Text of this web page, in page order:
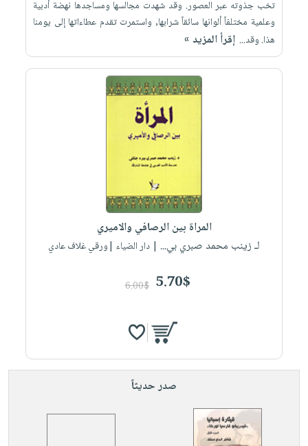
تخب جذوته عبر العصور. وقد شهدت مجالسها ومساجدها نهضة أدبية
وعلمية مختلفاً ألوانها سائقاً شرابها, واستمرت تقدم عطاءاتها إلى يومنا
هذا. وقد... إقرأ المزيد »
المراة بين الرصافي والاميري
لـ زينب محمد صبري بي... | دار الضياء |ورقي غلاف عادي
5.70$
6.00$
صدر حديثاً